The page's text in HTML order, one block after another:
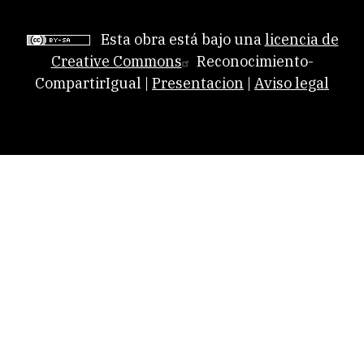
Esta obra está bajo una licencia de
Creative Commons
Reconocimiento-
CompartirIgual | Presentacion | Aviso legal